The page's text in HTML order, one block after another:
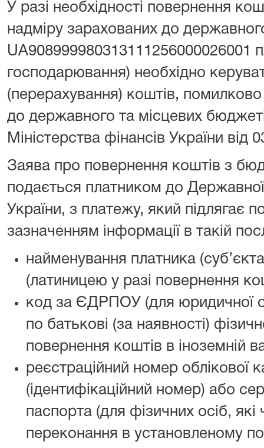
У разі необхідності повернення
надміру зарахованих до
UA908999980313111256000026001
господарювання) необхідно
(перерахування) коштів,
до державного та місцевих
Міністерства фінансів України
Заява про повернення коштів з
подається платником до Державної
України, з платежу, який підлягає
зазначенням інформації в такій
найменування платника
(латиницею у разі повернення
код за ЄДРПОУ (для юридичної
по батькові (за наявності)
повернення коштів в іноземній
реєстраційний номер облікової
(ідентифікаційний номер) або
паспорта (для фізичних осіб, які
переконання в установленому